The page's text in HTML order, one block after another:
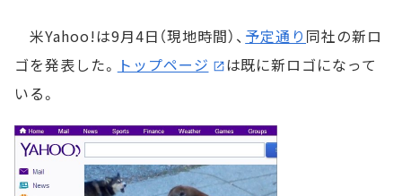
米Yahoo!は9月4日（現地時間）、 予定通り 同社の新ロ
ゴを発表した。 トップページ
は既に新ロゴになって
いる。